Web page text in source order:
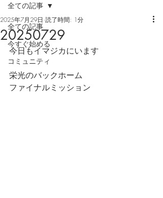
全ての記事
今すぐ始める
コミュニティ
全ての記事
20250729
2025年7月29日 読了時間: 1分
今日もイマジカにいます
栄光のバックホーム
ファイナルミッション